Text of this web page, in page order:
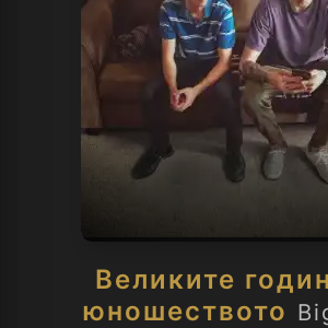
Великите
юношеството